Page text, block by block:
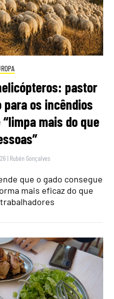
pastor
para os incêndios
mais do que
| Rubén Gonçalves
que o gado consegue
mais eficaz do que